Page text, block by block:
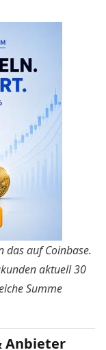
das auf Coinbase.
aktuell30
Summe
Anbieter